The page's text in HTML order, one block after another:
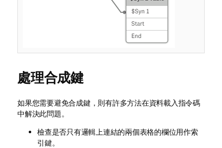
處理合成鍵
如果您需要避免合成鍵，則有許多方法在資料載入指令碼
中解決此問題。
檢查是否只有邏輯上連結的兩個表格的欄位用作索
引鍵。